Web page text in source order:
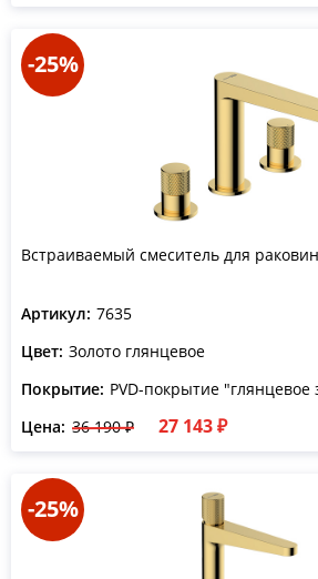
-25%
Встраиваемый смеситель для
Артикул: 7635
Цвет: Золото глянцевое
Покрытие: PVD-покрытие "глянцевое
Цена: 36 190 ₽ 27 143 ₽
-25%